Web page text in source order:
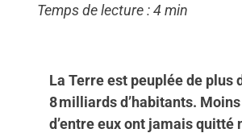
Temps de lecture : 4 min
La Terre est peuplée de plus
8 milliards d’habitants.
d’entre eux ont jamais quitté